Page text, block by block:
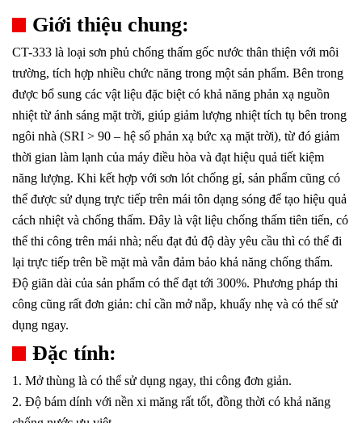
Giới thiệu chung:
CT-333 là loại sơn phủ chống thấm gốc nước thân thiện với môi
trường, tích hợp nhiều chức năng trong một sản phẩm. Bên trong
được bổ sung các vật liệu đặc biệt có khả năng phản xạ nguồn
nhiệt từ ánh sáng mặt trời, giúp giảm lượng nhiệt tích tụ bên trong
ngôi nhà (SRI > 90 – hệ số phản xạ bức xạ mặt trời), từ đó giảm
thời gian làm lạnh của máy điều hòa và đạt hiệu quả tiết kiệm
năng lượng. Khi kết hợp với sơn lót chống gỉ, sản phẩm cũng có
thể được sử dụng trực tiếp trên mái tôn dạng sóng để tạo hiệu quả
cách nhiệt và chống thấm. Đây là vật liệu chống thấm tiên tiến, có
thể thi công trên mái nhà; nếu đạt đủ độ dày yêu cầu thì có thể đi
lại trực tiếp trên bề mặt mà vẫn đảm bảo khả năng chống thấm.
Độ giãn dài của sản phẩm có thể đạt tới 300%. Phương pháp thi
công cũng rất đơn giản: chỉ cần mở nắp, khuấy nhẹ và có thể sử
dụng ngay.
Đặc tính:
1. Mở thùng là có thể sử dụng ngay, thi công đơn giản.
2. Độ bám dính với nền xi măng rất tốt, đồng thời có khả năng